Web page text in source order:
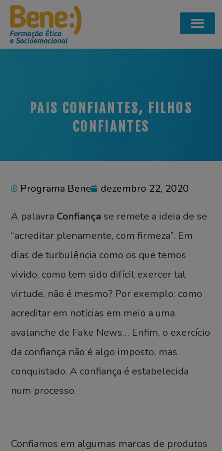
PAIS CONFIANTES, FILHOS
CONFIANTES
Programa Bene dezembro 22, 2020
A palavra Confiança se remete a ideia de se
“acreditar plenamente, com firmeza”. Em
dias de turbulência como os que temos
vivido, como tem sido difícil exercer tal
virtude, não é mesmo? Por exemplo: como
acreditar em notícias em meio a uma
avalanche de Fake News… Enfim, o exercício
da confiança não é algo imposto, mas
conquistado. A confiança é estabelecida
num processo.
Confiamos em algumas marcas de produtos